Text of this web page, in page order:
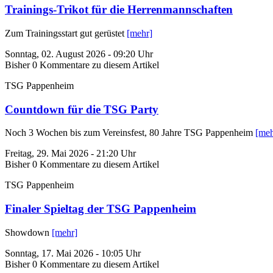
Trainings-Trikot für die Herrenmannschaften
Zum Trainingsstart gut gerüstet [mehr]
Sonntag, 02. August 2026 - 09:20 Uhr
Bisher 0 Kommentare zu diesem Artikel
TSG Pappenheim
Countdown für die TSG Party
Noch 3 Wochen bis zum Vereinsfest, 80 Jahre TSG Pappenheim
Freitag, 29. Mai 2026 - 21:20 Uhr
Bisher 0 Kommentare zu diesem Artikel
TSG Pappenheim
Finaler Spieltag der TSG Pappenheim
Showdown [mehr]
Sonntag, 17. Mai 2026 - 10:05 Uhr
Bisher 0 Kommentare zu diesem Artikel